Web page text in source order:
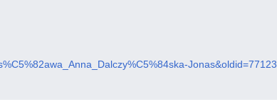
Jonas&oldid=77123